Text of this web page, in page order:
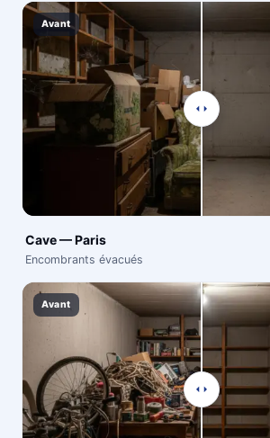
Avant
Cave — Paris
Encombrants évacués
Avant